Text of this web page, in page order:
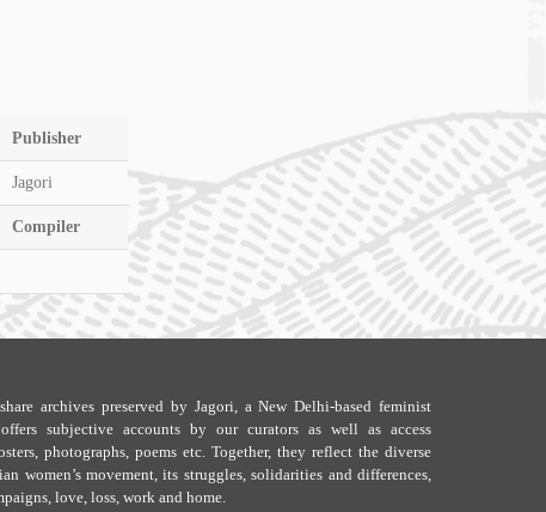
Publisher
Jagori
Compiler
archives preserved by Jagori, a New Delhi-based feminist
subjective accounts by our curators as well as access
photographs, poems etc. Together, they reflect the diverse
women’s movement, its struggles, solidarities and differences,
love, loss, work and home.